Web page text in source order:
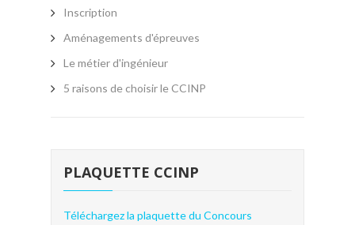
Inscription
Aménagements d'épreuves
Le métier d'ingénieur
5 raisons de choisir le CCINP
PLAQUETTE CCINP
Téléchargez la plaquette du Concours